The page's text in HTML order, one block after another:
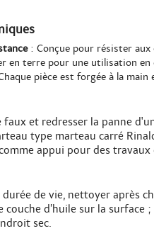
: Conçue pour résister aux
en terre pour une utilisation
pièce est forgée à la main
et redresser la panne
type marteau carré
appui pour des travaux
de vie, nettoyer après
d’huile sur la surface ;
sec.